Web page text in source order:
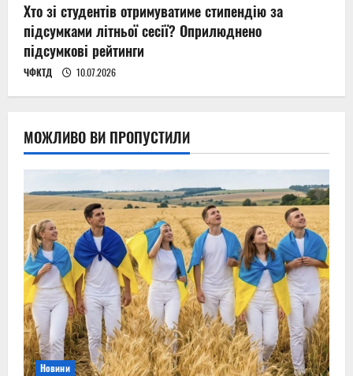
Хто зі студентів отримуватиме стипендію за
підсумками літньої сесії? Оприлюднено
підсумкові рейтинги
ЧФКТД 10.07.2026
МОЖЛИВО ВИ ПРОПУСТИЛИ
Новини